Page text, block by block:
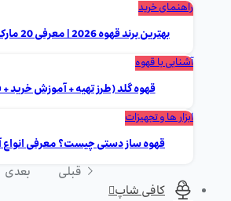
راهنمای خرید
بهترین برند قهوه 2026 | معرفی 20 مارک برتر ایرانی و خارجی
آشنایی با قهوه
قهوه گلد (طرز تهیه + آموزش خرید
ابزار ها و تجهیزات
قهوه ساز دستی چیست؟ معرفی انواع
قبلی
بعدی
کافی شاپ